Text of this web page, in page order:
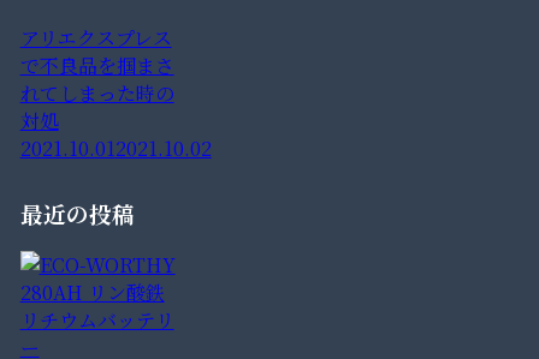
アリエクスプレス
で不良品を掴まさ
れてしまった時の
対処
2021.10.012021.10.02
最近の投稿